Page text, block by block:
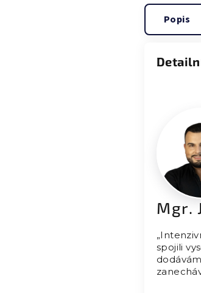
Popis
Mgr.
spojili